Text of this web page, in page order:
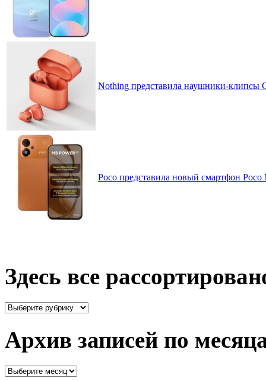
Nothing представила наушники-клипсы
Poco представила новый смартфон
Здесь все
Здесь
Архив записей по
Архив